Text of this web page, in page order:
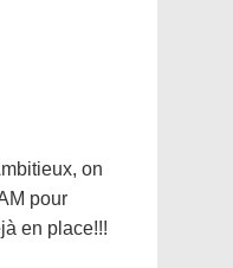
on
pour
en place!!!